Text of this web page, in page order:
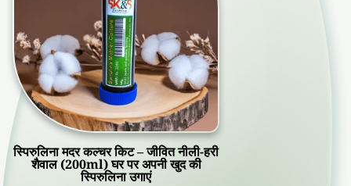
स्पिरुलिना मदर कल्चर किट – जीवित नीली-हरी
शैवाल (200ml) घर पर अपनी खुद की
स्पिरुलिना उगाएं